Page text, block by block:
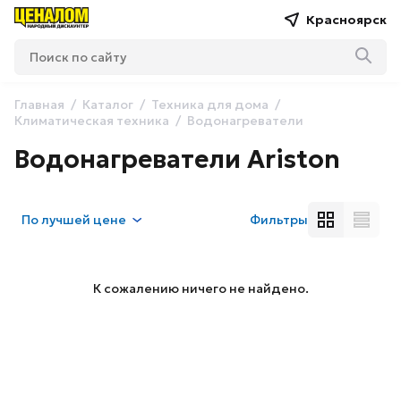
Красноярск
Главная Каталог
Техника для дома
Климатическая техника
Водонагреватели
Водонагреватели Ariston
Получшей цене Фильтры
К сожалению ничего не найдено.